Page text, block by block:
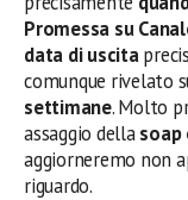
Promessa su
data di uscita
comunque rivelato
settimane. Molto
assaggio dellasoap
aggiorneremo non
riguardo.